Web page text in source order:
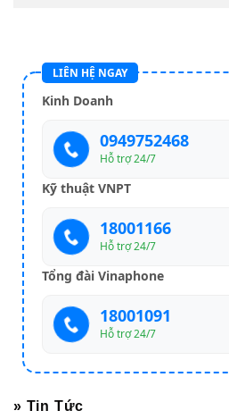
LIÊN HỆ NGAY
Kinh Doanh
0949752468
Hỗ trợ 24/7
Kỹ thuật VNPT
18001166
Hỗ trợ 24/7
Tổng đài Vinaphone
18001091
Hỗ trợ 24/7
» Tin Tức